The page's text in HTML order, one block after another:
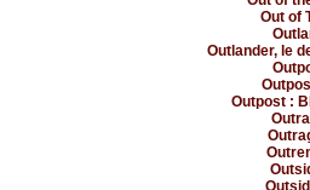
Out of
Outlander, le
Outpost :